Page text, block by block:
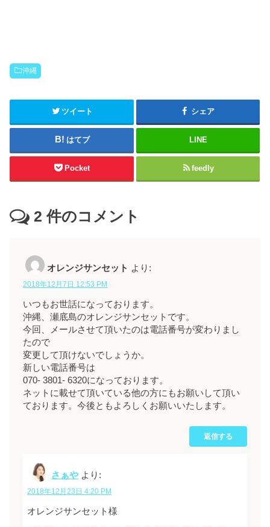
沖縄
ツイート シェア
はてブ LINE
Pocket feedly
2 件のコメント
オレンジサンセット より:
2018年12月7日 12:53 PM
いつもお世話になっております。
沖縄、瀬底島のオレンジサンセットです。
今回、メールさせて頂いたのは電話番号が変わりまし
たので
変更して頂けないでしょうか。
新しい電話番号は
070- 3801- 6320になっております。
ネットに載せて頂いている他の方にもお願いして頂い
ております。今後ともよろしくお願いいたします。
返信する
さぁや より:
2018年12月23日 4:20 PM
オレンジサンセット様